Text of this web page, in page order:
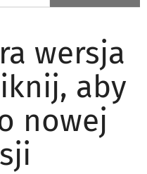
wersja
aby
nowej